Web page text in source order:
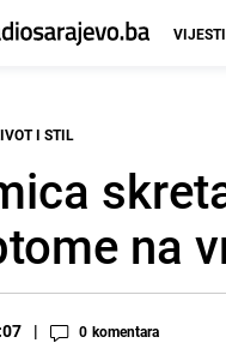
VIJESTI
I STIL
na
0 komentara